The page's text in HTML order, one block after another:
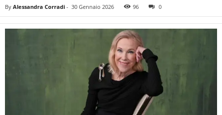
By Alessandra Corradi - 30 Gennaio 2026 96 0